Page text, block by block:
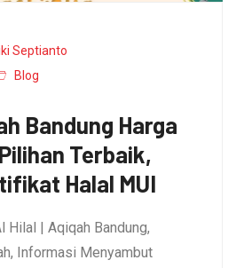
Septianto
Blog
Bandung Harga
Terbaik,
Halal MUI
Hilal | Aqiqah Bandung,
Informasi Menyambut